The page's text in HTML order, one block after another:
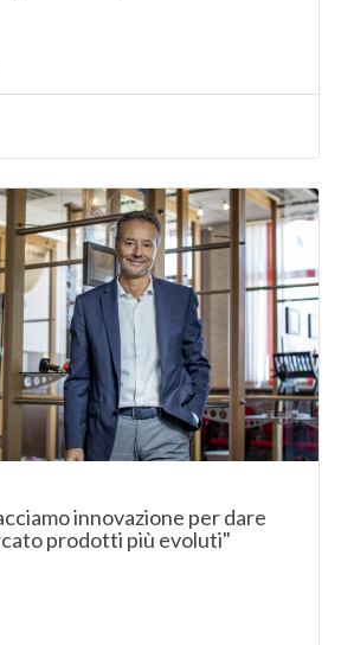
innovazione per dare
prodotti più evoluti"